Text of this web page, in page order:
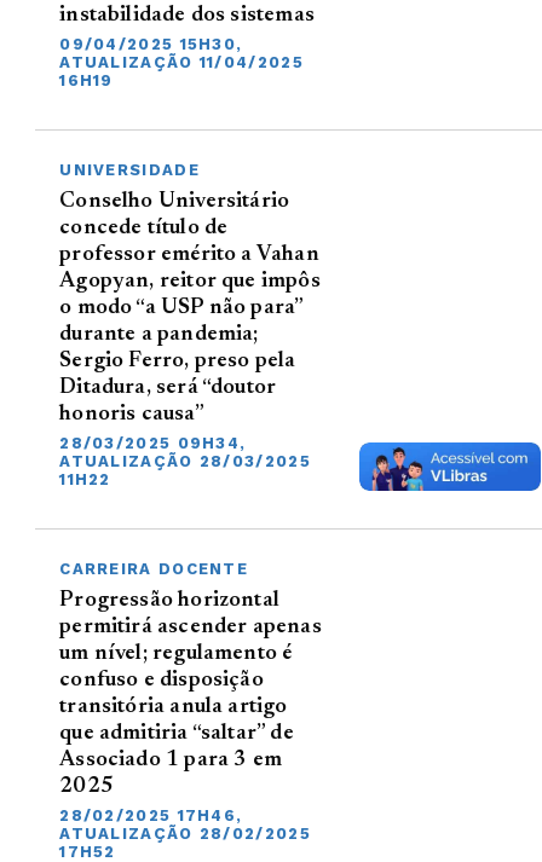
instabilidade dos sistemas
09/04/2025 15H30,
ATUALIZAÇÃO 11/04/2025
16H19
UNIVERSIDADE
Conselho Universitário
concede título de
professor emérito a Vahan
Agopyan, reitor que impôs
o modo “a USP não para”
durante a pandemia;
Sergio Ferro, preso pela
Ditadura, será “doutor
honoris causa”
28/03/2025 09H34,
ATUALIZAÇÃO 28/03/2025
11H22
CARREIRA DOCENTE
Progressão horizontal
permitirá ascender apenas
um nível; regulamento é
confuso e disposição
transitória anula artigo
que admitiria “saltar” de
Associado 1 para 3 em
2025
28/02/2025 17H46,
ATUALIZAÇÃO 28/02/2025
17H52